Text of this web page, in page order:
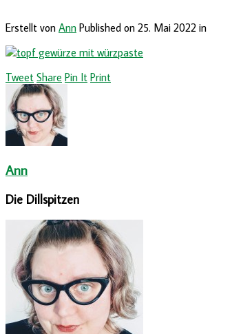
Erstellt von Ann Published on 25. Mai 2022 in
Tweet Share Pin It Print
Ann
Die Dillspitzen